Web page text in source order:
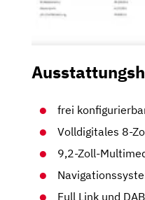
frei
Volldigitales 8-
9,2-Zoll-
Full Link und